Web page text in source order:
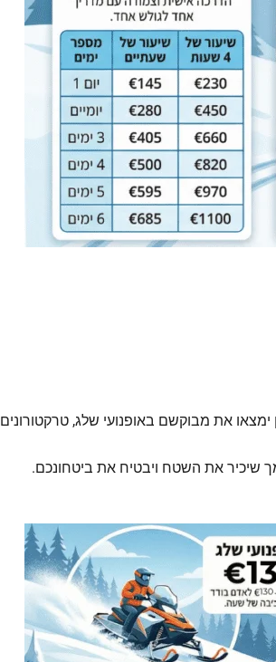
את מבוקשם באופנועי שלג, טרקטורונים
שיכיר את השטח ויבטיח את ביטחונכם.